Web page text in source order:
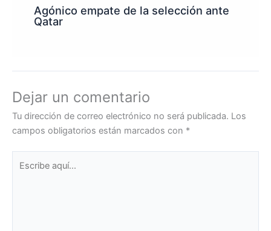
Agónico empate de la selección ante
Qatar
Dejar un comentario
Tu dirección de correo electrónico no será publicada. Los
campos obligatorios están marcados con *
aquí...